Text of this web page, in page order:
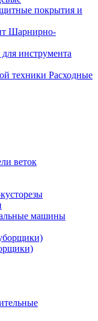
покрытия и
Шарнирно-
инструмента
Расходные
веток
машины